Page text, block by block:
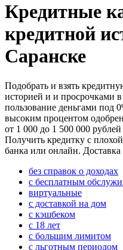
Кредитные
кредитной
Саранске
Подобрать и взять
историей и и просрочками
пользование деньгами под
высоким процентом
от 1 000 до 1 500 000
Получить кредитку с
банка или онлайн.
без справок о доходах
с бесплатным
виртуальные
с доставкой на дом
с кэшбеком
с 18 лет
с большим лимитом
с льготным периодом